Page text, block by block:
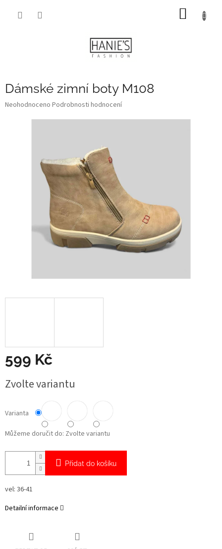
Dámské zimní boty M108
Průměrné
Neohodnoceno Podrobnosti hodnocení
599 Kč
cena:
Zvolte variantu
Varianta
Můžeme doručit do: Zvolte variantu
Přidat do košíku
vel: 36-41
Detailní informace